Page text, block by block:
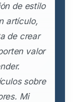
de estilo
artículo,
de crear
valor
sobre
Mi